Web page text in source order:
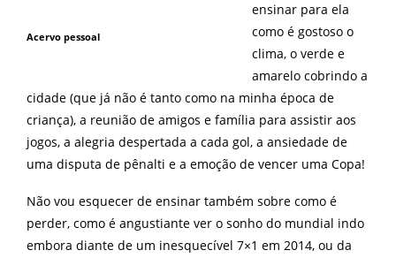
Acervo pessoal
ensinar para ela
como é gostoso o
clima, o verde e
amarelo cobrindo a
cidade (que já não é tanto como na minha época de
criança), a reunião de amigos e família para assistir aos
jogos, a alegria despertada a cada gol, a ansiedade de
uma disputa de pênalti e a emoção de vencer uma Copa!
Não vou esquecer de ensinar também sobre como é
perder, como é angustiante ver o sonho do mundial indo
embora diante de um inesquecível 7×1 em 2014, ou da